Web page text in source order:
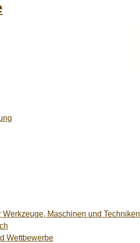
Werkzeuge, Maschinen und Techniken
Wettbewerbe